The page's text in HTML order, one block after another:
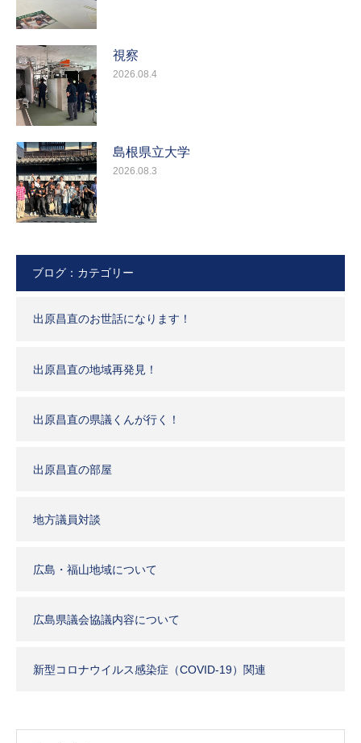
視察
2026.08.4
島根県立大学
2026.08.3
ブログ：カテゴリー
出原昌直のお世話になります！
出原昌直の地域再発見！
出原昌直の県議くんが行く！
出原昌直の部屋
地方議員対談
広島・福山地域について
広島県議会協議内容について
新型コロナウイルス感染症（COVID-19）関連